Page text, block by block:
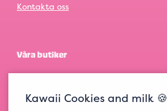
Kontakta oss
Våra butiker
Stockholm
Kawaii Cookies and milk 🍪